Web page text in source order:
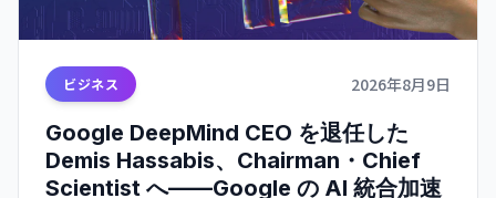
ビジネス 2026年8月9日
Google DeepMind CEO を退任した
Demis Hassabis、Chairman・Chief
Scientist へ——Google の AI 統合加速